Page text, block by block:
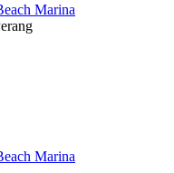
Marina
Marina